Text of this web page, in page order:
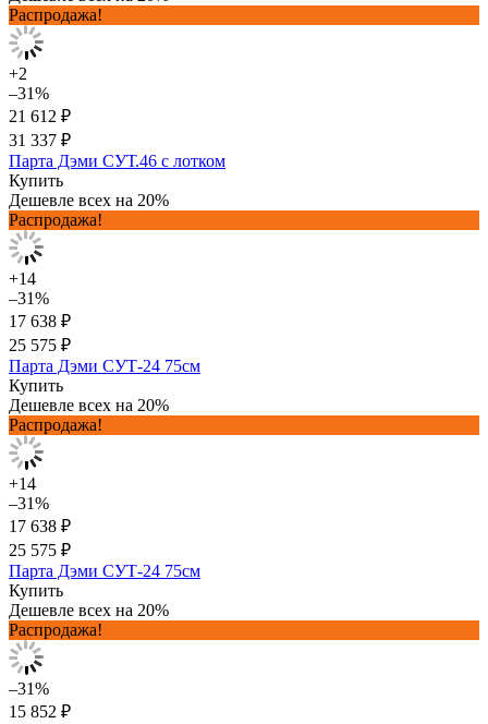
Распродажа!
+2
–31%
21 612 ₽
31 337 ₽
Парта Дэми СУТ.46 с лотком
Купить
Дешевле всех на 20%
Распродажа!
+14
–31%
17 638 ₽
25 575 ₽
Парта Дэми СУТ-24 75см
Купить
Дешевле всех на 20%
Распродажа!
+14
–31%
17 638 ₽
25 575 ₽
Парта Дэми СУТ-24 75см
Купить
Дешевле всех на 20%
Распродажа!
–31%
15 852 ₽